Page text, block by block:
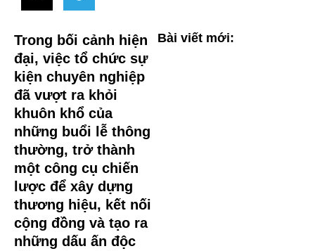
Trong bối cảnh hiện
đại, việc tổ chức sự
kiện chuyên nghiệp
đã vượt ra khỏi
khuôn khổ của
những buổi lễ thông
thường, trở thành
một công cụ chiến
lược để xây dựng
thương hiệu, kết nối
cộng đồng và tạo ra
những dấu ấn độc
Bài viết mới: